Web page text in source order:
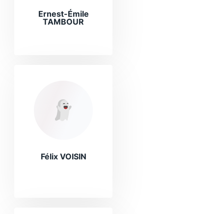
Ernest-Émile
TAMBOUR
Félix VOISIN